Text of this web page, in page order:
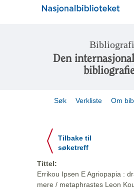
Bibliografi
Den
Søk Verkliste Om
Tilbake til
søketreff
Tittel:
Errikou Ipsen E Agriopapia :
mere / metaphrastes Leon